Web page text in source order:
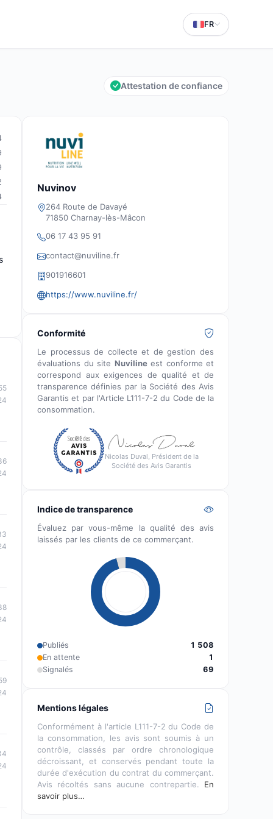
FR
Attestation de confiance
Nuvinov
264 Route de Davayé
71850 Charnay-lès-Mâcon
06 17 43 95 91
contact@nuviline.fr
901916601
https://www.nuviline.fr/
Conformité
Le processus de collecte et de gestion des
évaluations du site Nuvilineest conforme et
correspond aux exigences de qualité et de
transparence définies par la Société des Avis
Garantis et par l'Article L111-7-2 du Code de la
consommation.
Nicolas Duval, Président de la
Société des Avis Garantis
Indice de transparence
Évaluez par vous-même la qualité des avis
laissés par les clients de ce commerçant.
Publiés
1 508
En attente
1
Signalés
69
Mentions légales
Conformément à l'article L111-7-2 du Code de
la consommation, les avis sont soumis à un
contrôle, classés par ordre chronologique
décroissant, et conservés pendant toute la
durée d'exécution du contrat du commerçant.
Avis récoltés sans aucune contrepartie. En
savoir plus…